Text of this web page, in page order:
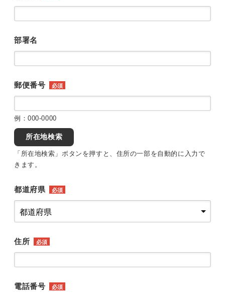
部署名
郵便番号 必須
例：000-0000
所在地検索
「所在地検索」ボタンを押すと、住所の一部を自動的に入力で
きます。
都道府県 必須
住所 必須
電話番号 必須